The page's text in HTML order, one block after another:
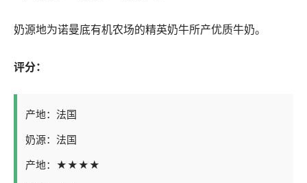
奶源地为诺曼底有机农场的精英奶牛所产优质牛奶。
评分：
产地：法国
奶源：法国
产地：★★★★